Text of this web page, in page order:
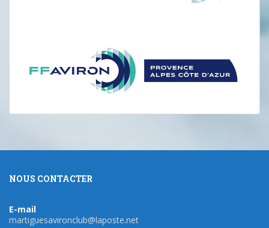
NOUS CONTACTER
E-mail
martiguesavironclub@laposte.net